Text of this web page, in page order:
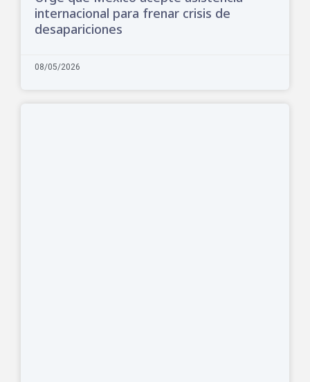
internacional para frenar crisis de
desapariciones
08/05/2026